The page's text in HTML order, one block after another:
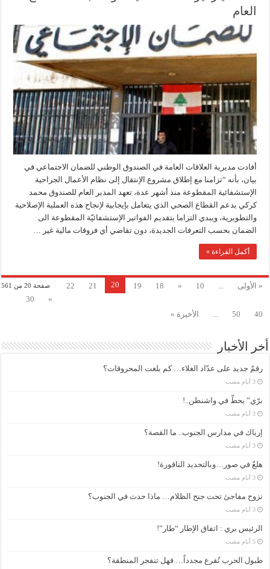
العام
أفادت مديرية العلاقات العامة في الصندوق الوطني للضمان الاجتماعي في
بيان، بأنه “تزامنا مع إطلاق مشروع الإنتقال إلى نظام الأعمال الجراحية
الإستشفائية المقطوعة منذ أشهر عدة، تعهد المدير العام للصندوق محمد
كركي بدعم القطاع الصحي الذي يتعامل بإيجابية لإنجاح هذه العملية الإصلاحية
والتطويرية، ويبدي التزاما بتقديم الفواتير الإستشفائيّة المقطوعة الى
الضمان بحسب التعرفات الجديدة، دون تقاضي أي فروقات مالية غير …
أكمل القراءة »
صفحة 20 من 561 « الأولى 10
«
18
19
20
21
22
»
30
40
50 الأخيرة »
أخر الأخبار
رقمٌ جديد على عدّاد الغلاء… كم بلغت المحروقات؟
‏3 أيام مضت
برّي” يحطّ في واشنطن..!
‏3 أيام مضت
إرباك في مدارس الجنوب.. ما القصة؟
‏3 أيام مضت
هلعٌ في صور…وبالتحديد الناقورة!
‏3 أيام مضت
نزوح مفاجئ تحت جنح الظلام… ماذا حدث في الجنوب؟
‏3 أيام مضت
الرئيس بري : اتفاق الإطار “طار”!
‏5 أيام مضت
طبول الحرب تُقرع مجدداً… فهل تنفجر المنطقة؟